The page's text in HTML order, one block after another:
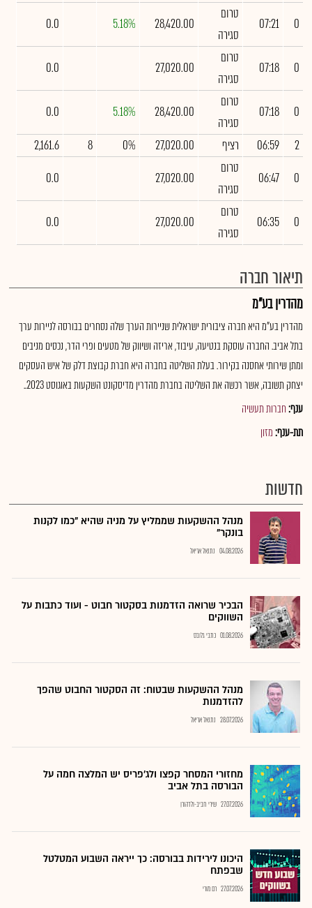
0
07:21
טרום
סגירה
28,420.00
5.18%
0.0
0
07:18
טרום
סגירה
27,020.00
0.0
0
07:18
טרום
סגירה
28,420.00
5.18%
0.0
2
06:59 רציף 27,020.00
0%
8
2,161.6
0
06:47
טרום
סגירה
27,020.00
0.0
0
06:35
טרום
סגירה
27,020.00
0.0
תיאור חברה
מהדרין בע"מ
מהדרין בע"מ היא חברה ציבורית ישראלית שניירות הערך שלה נסחרים בבורסה לניירות ערך
בתל אביב. החברה עוסקת בנטיעה, עיבוד, אריזה ושיווק של מטעים ופרי הדר, נכסים מניבים
ומתן שירותי אחסנה בקירור. בעלת השליטה בחברה היא חברת קבוצת דלק של איש העסקים
יצחק תשובה, אשר רכשה את השליטה בחברת מהדרין מדיסקונט השקעות באוגוסט 2023..
ענף:חברות תעשיה
תת-ענף:מזון
חדשות
מנהל ההשקעות שממליץ על מניה שהיא "כמו לקנות
בונקר"
04.08.2026 נתנאל אריאל
הבכיר שרואה הזדמנות בסקטור חבוט - ועוד כתבות על
השווקים
01.08.2026 כתבי גלובס
מנהל ההשקעות שבטוח: זה הסקטור החבוט שהפך
להזדמנות
28.07.2026 נתנאל אריאל
מחזורי המסחר קפצו ולג'פריס יש המלצה חמה על
הבורסה בתל אביב
27.07.2026 שירי חביב-ולדהורן
היכונו לירידות בבורסה: כך ייראה השבוע המטלטל
שבפתח
27.07.2026 רם מורי